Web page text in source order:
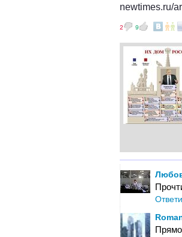
newtimes.ru/
2 9